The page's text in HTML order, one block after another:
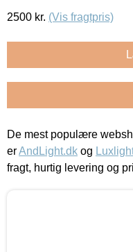
2500 kr. (Vis fragtpris)
De mest populære
erAndLight.dk og
fragt, hurtig levering og